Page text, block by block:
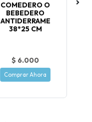
COMEDERO O
BEBEDERO
ANTIDERRAME
38*25 CM
$ 6.000
Comprar Ahora